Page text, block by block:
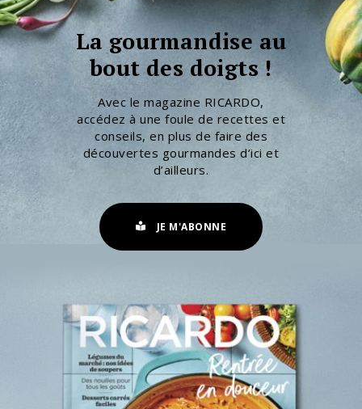
La gourmandise au
bout des doigts !
Avec le magazine RICARDO,
accédez à une foule de recettes et
conseils, en plus de faire des
découvertes gourmandes d’ici et
d’ailleurs.
JE M'ABONNE